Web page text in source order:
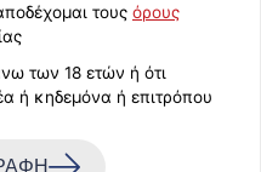
τους όρους
των 18 ετών ή ότι
ή κηδεμόνα ή επιτρόπου